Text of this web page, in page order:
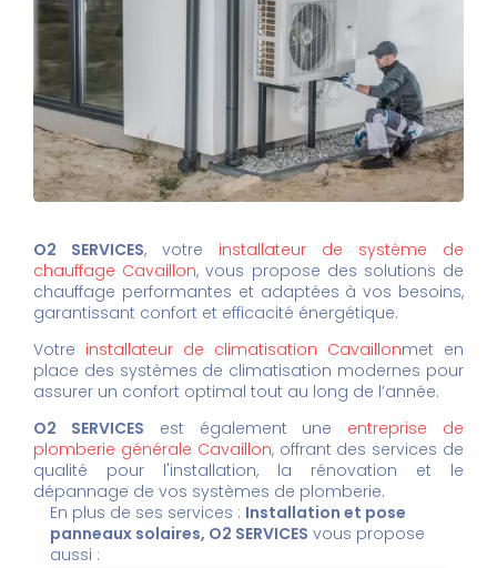
O2 SERVICES, votre installateur de système de
chauffage Cavaillon, vous propose des solutions de
chauffage performantes et adaptées à vos besoins,
garantissant confort et efficacité énergétique.
Votre installateur de climatisation Cavaillonmet en
place des systèmes de climatisation modernes pour
assurer un confort optimal tout au long de l’année.
O2 SERVICES est également une entreprise de
plomberie générale Cavaillon, offrant des services de
qualité pour l'installation, la rénovation et le
dépannage de vos systèmes de plomberie.
En plus de ses services : Installation et pose
panneaux solaires, O2 SERVICES vous propose
aussi :